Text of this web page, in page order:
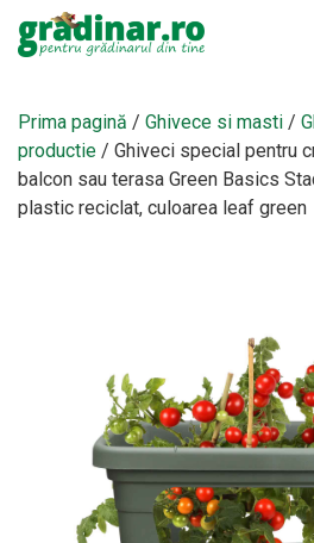
Prima pagină / Ghivece si masti /
productie / Ghiveci special pentru
balcon sau terasa Green Basics
plastic reciclat, culoarea leaf green